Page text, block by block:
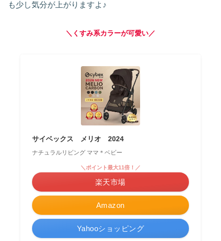
も少し気分が上がりますよ♪
＼くすみ系カラーが可愛い／
サイベックス メリオ 2024
ナチュラルリビング ママ＊ベビー
Amazon
＼ポイント最大11倍！／
楽天市場
Yahooショッピング